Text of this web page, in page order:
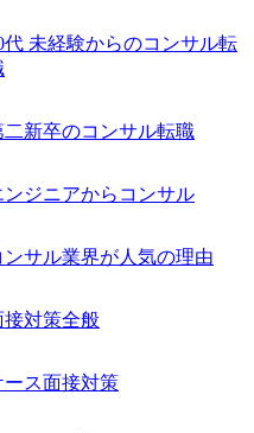
代 未経験からのコンサル転
二新卒のコンサル転職
ンジニアからコンサル
ンサル業界が人気の理由
接対策全般
ース面接対策